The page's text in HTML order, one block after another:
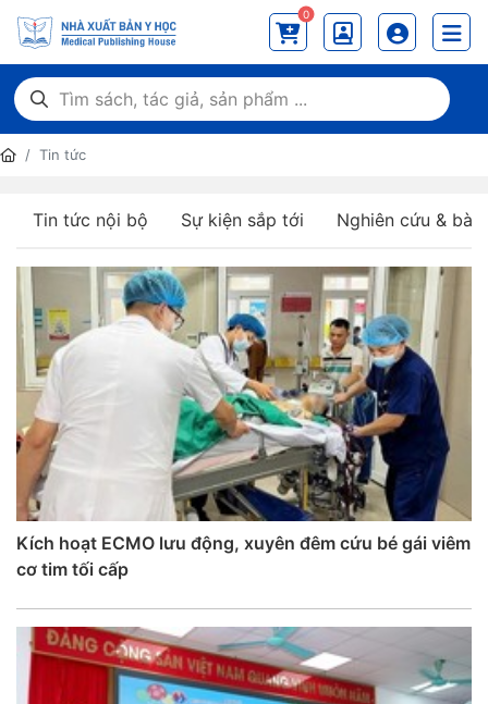
0
Tin tức
Tin tức nội bộ Sự kiện sắp tới Nghiên cứu & bài
Kích hoạt ECMO lưu động, xuyên đêm cứu bé gái viêm
cơ tim tối cấp